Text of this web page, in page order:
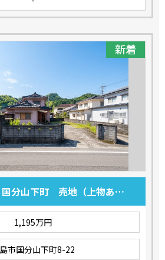
新着
分山下町 売地（上物あ
万円
1,195万円
市国分山下町8-22